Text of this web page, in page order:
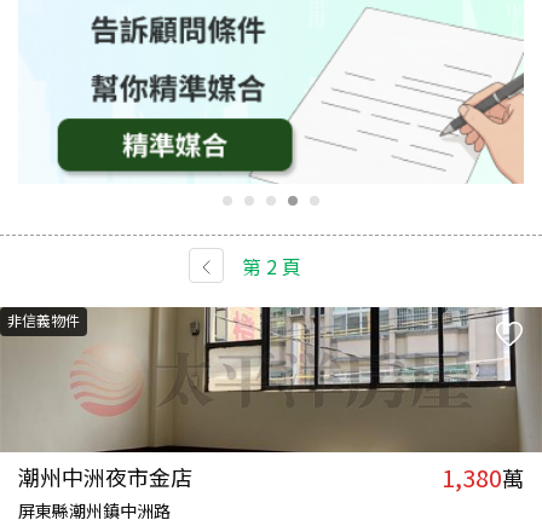
第 2頁
非信義物件
潮州中洲夜市金店 1,380萬
屏東縣潮州鎮中洲路